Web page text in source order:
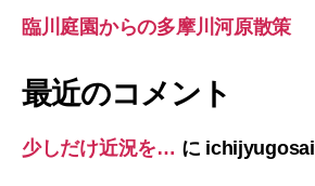
臨川庭園からの多摩川河原散策
最近のコメント
少しだけ近況を… に ichijyugosai